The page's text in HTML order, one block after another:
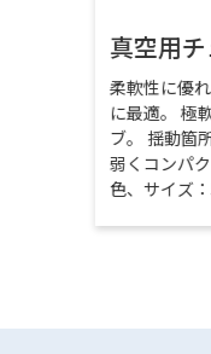
真空用
柔軟性に優
に最適。 極
ブ。 揺動箇
弱くコンパ
色、サイズ：